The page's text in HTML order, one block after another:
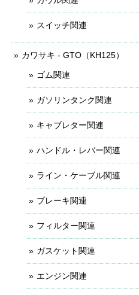
スイッチ関連
カワサキ - GTO（KH125）
ゴム関連
ガソリンタンク関連
キャブレター関連
ハンドル・レバー関連
ライン・ケーブル関連
ブレーキ関連
フィルター関連
ガスケット関連
エンジン関連